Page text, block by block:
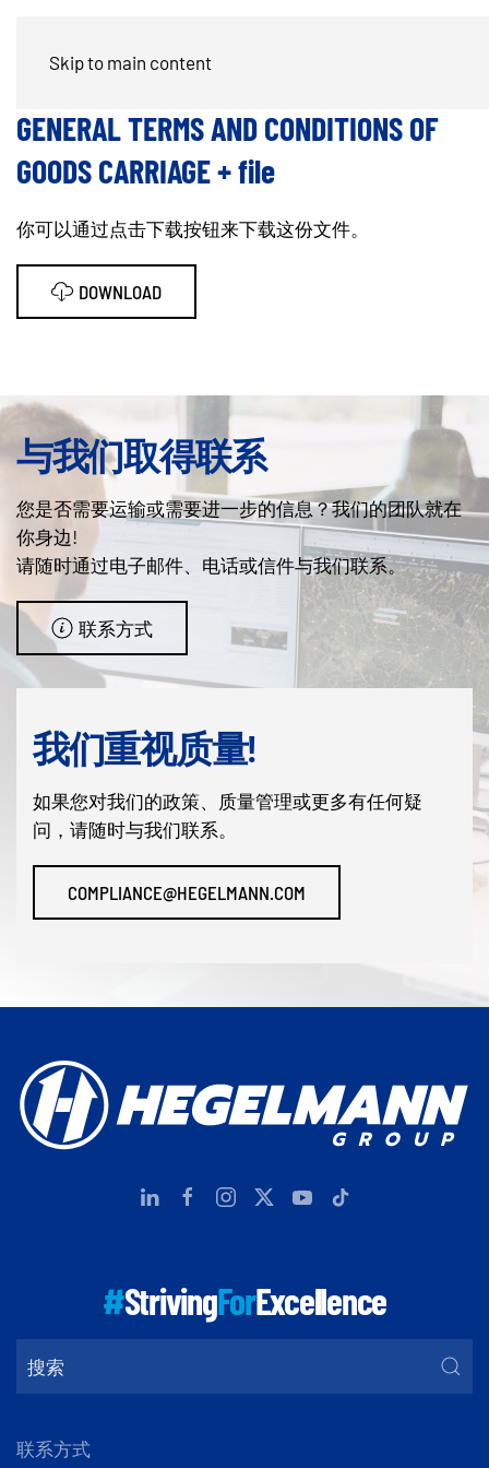
Skip to main content
订单确认/条款和条件
GENERAL TERMS AND CONDITIONS OF
GOODS CARRIAGE + file
你可以通过点击下载按钮来下载这份文件。
DOWNLOAD
与我们取得联系
您是否需要运输或需要进一步的信息？我们的团队就在
你身边!
请随时通过电子邮件、电话或信件与我们联系。
联系方式
我们重视质量!
如果您对我们的政策、质量管理或更多有任何疑
问，请随时与我们联系。
COMPLIANCE@HEGELMANN.COM
#StrivingForExcellence
联系方式